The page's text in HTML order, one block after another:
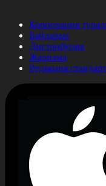
Корпорация
Байланыс
Дистрибуция
Жарнама
Редакция